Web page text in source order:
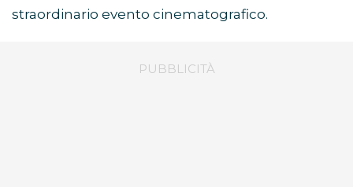
straordinario evento cinematografico.